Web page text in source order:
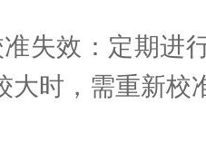
效：定期进行
大时，需重新校